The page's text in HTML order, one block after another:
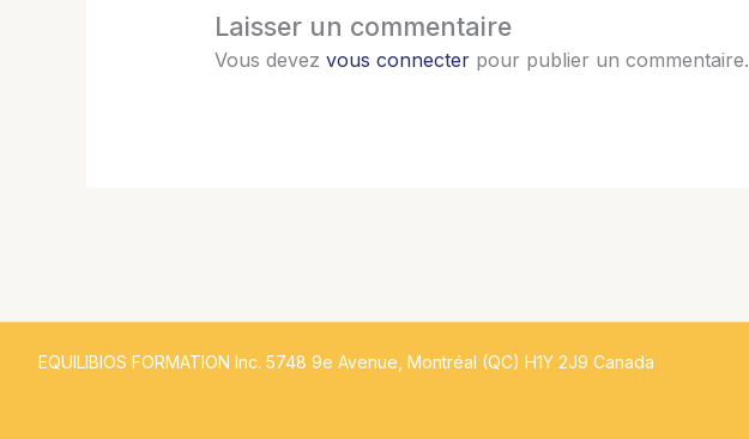
Laisser un commentaire
Vous devez vous connecterpour publier un commentaire.
EQUILIBIOS FORMATION Inc. 5748 9e Avenue, Montréal (QC) H1Y 2J9 Canada